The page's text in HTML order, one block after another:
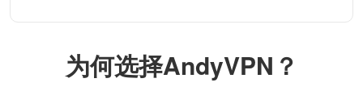
为何选择AndyVPN？